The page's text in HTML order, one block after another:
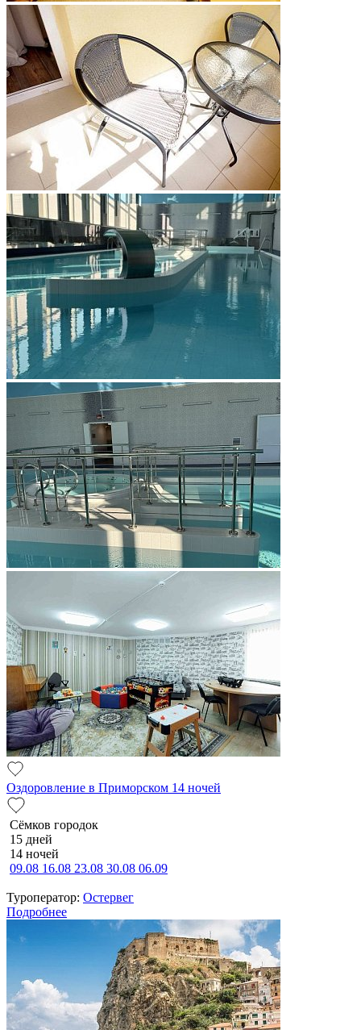
Оздоровление в Приморском 14 ночей
Сёмков городок
15 дней
14 ночей
09.08 16.08 23.08 30.08 06.09
Туроператор: Остервег
Подробнее